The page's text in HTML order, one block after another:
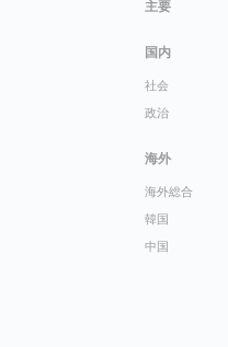
主要
国内
社会
政治
海外
海外総合
韓国
中国